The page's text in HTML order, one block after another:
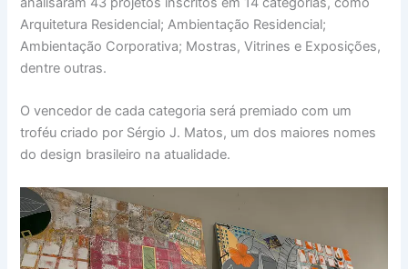
Arquitetura Residencial; Ambientação Residencial;
Ambientação Corporativa; Mostras, Vitrines e Exposições,
dentre outras.
O vencedor de cada categoria será premiado com um
troféu criado por Sérgio J. Matos, um dos maiores nomes
do design brasileiro na atualidade.